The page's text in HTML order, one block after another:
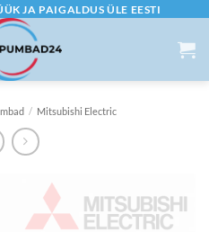
JA PAIGALDUS ÜLE EESTI
/ Mitsubishi Electric